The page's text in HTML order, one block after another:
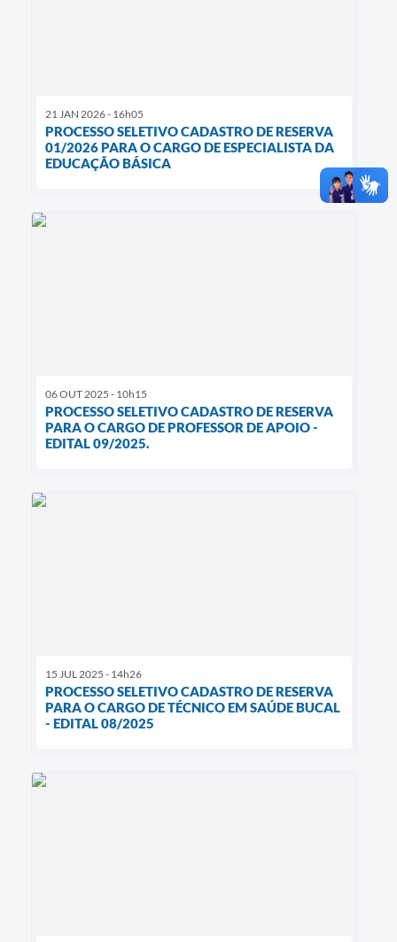
21 JAN 2026 - 16h05
PROCESSO SELETIVO CADASTRO DE RESERVA
01/2026 PARA O CARGO DE ESPECIALISTA DA
EDUCAÇÃO BÁSICA
06 OUT 2025 - 10h15
PROCESSO SELETIVO CADASTRO DE RESERVA
PARA O CARGO DE PROFESSOR DE APOIO -
EDITAL 09/2025.
15 JUL 2025 - 14h26
PROCESSO SELETIVO CADASTRO DE RESERVA
PARA O CARGO DE TÉCNICO EM SAÚDE BUCAL
- EDITAL 08/2025